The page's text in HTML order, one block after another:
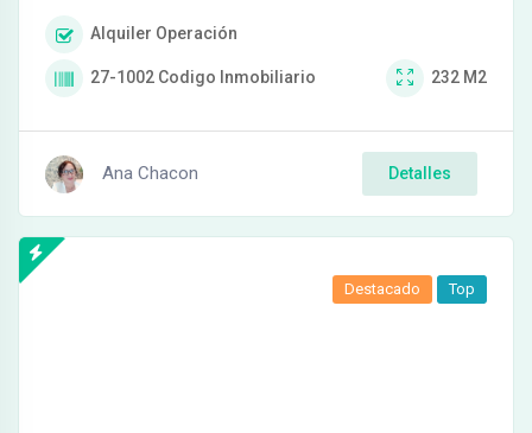
Alquiler Operación
27-1002 Codigo Inmobiliario 232 M2
Ana Chacon Detalles
Destacado Top